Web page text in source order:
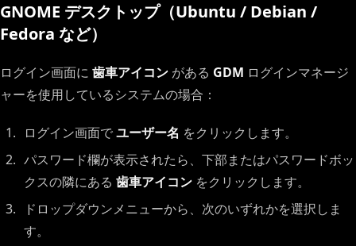
GNOME デスクトップ（Ubuntu / Debian /
Fedora など）
ログイン画面に 歯車アイコン がある GDM ログインマネージ
ャーを使用しているシステムの場合：
ログイン画面でユーザー名 をクリックします。
パスワード欄が表示されたら、下部またはパスワードボッ
クスの隣にある 歯車アイコン をクリックします。
ドロップダウンメニューから、次のいずれかを選択しま
す。